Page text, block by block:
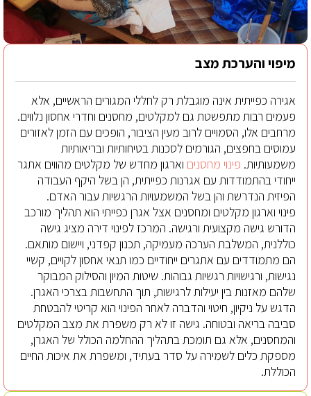
מיפוי והערכת מצב
אגירה כפייתית אינה מוגבלת רק לחללי המגורים הראשיים, אלא
פעמים רבות מתפשטת גם למקלטים, מחסנים וחדרי אחסון נלווים.
מרחבים אלו, הסמויים לרוב מעין הציבור, הופכים עם הזמן לאזורים
עמוסים בחפצים, הגורמים לסכנות בטיחותיות ובריאותיות
משמעותיות. פינוי מחסנים וארגון מחדש של מקלטים מהווים אתגר
ייחודי בהתמודדות עם אגרנות כפייתית, הן בשל היקף העבודה
הפיזית הנדרשת והן בשל המשמעויות הרגשיות עבור האדם.
פינוי וארגון מקלטים ומחסנים אצל אגרן כפייתי הוא תהליך מורכב
הדורש גישה מקצועית ורגישה. המרכז לפינוי דירה מציג גישה
כוללנית, המשלבת הערכה מעמיקה, תכנון קפדני, ויישום מותאם.
הם מתמודדים עם אתגרים ייחודיים כמו תנאי אחסון לקויים, קשיי
נגישות, ורגישויות רגשיות גבוהות. שיטות המיון והסילוק המבוקר
שלהם מאזנות בין יעילות לרגישות, תוך התחשבות בצרכי האגרן.
הדגש על ניקיון, חיטוי והדברה לאחר הפינוי הוא קריטי להבטחת
סביבה בריאה ובטוחה. גישה זו לא רק משפרת את מצב המקלטים
והמחסנים, אלא גם תומכת בתהליך ההחלמה הכולל של האגרן,
מספקת כלים לשמירה על סדר בעתיד, ומשפרת את איכות החיים
הכוללת.